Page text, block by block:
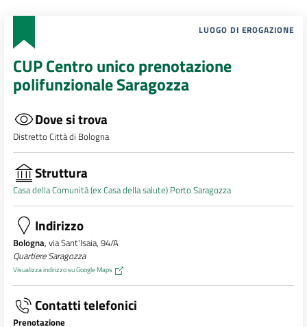
LUOGO DI EROGAZIONE
CUP Centro unico prenotazione
polifunzionale Saragozza
Dove si trova
Distretto Città di Bologna
Struttura
Casa della Comunità (ex Casa della salute) Porto Saragozza
Indirizzo
Bologna, via Sant'Isaia, 94/A
Quartiere Saragozza
Visualizza indirizzo su Google Maps
Contatti telefonici
Prenotazione